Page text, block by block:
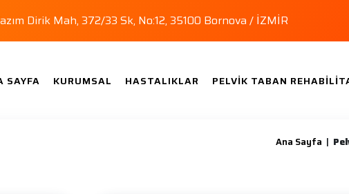
Dirik Mah, 372/33 Sk, No:12, 35100 Bornova / İZMİR
SAYFA KURUMSAL HASTALIKLAR PELVIK TABAN
Ana Sayfa |